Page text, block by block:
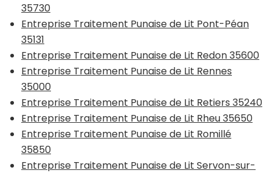
35730
Entreprise Traitement Punaise de Lit Pont-Péan
35131
Entreprise Traitement Punaise de Lit Redon 35600
Entreprise Traitement Punaise de Lit Rennes
35000
Entreprise Traitement Punaise de Lit Retiers 35240
Entreprise Traitement Punaise de Lit Rheu 35650
Entreprise Traitement Punaise de Lit Romillé
35850
Entreprise Traitement Punaise de Lit Servon-sur-